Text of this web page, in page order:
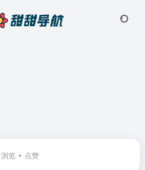
浏览 点赞